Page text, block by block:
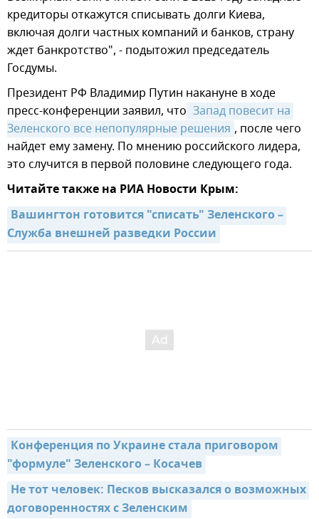
кредиторы откажутся списывать долги Киева,
включая долги частных компаний и банков, страну
ждет банкротство", - подытожил председатель
Госдумы.
Президент РФ Владимир Путин накануне в ходе
пресс-конференции заявил, что Запад повесит на
Зеленского все непопулярные решения , после чего
найдет ему замену. По мнению российского лидера,
это случится в первой половине следующего года.
Читайте также на РИА Новости Крым:
Вашингтон готовится "списать" Зеленского –
Служба внешней разведки России
Конференция по Украине стала приговором
"формуле" Зеленского – Косачев
Не тот человек: Песков высказался о возможных
договоренностях с Зеленским